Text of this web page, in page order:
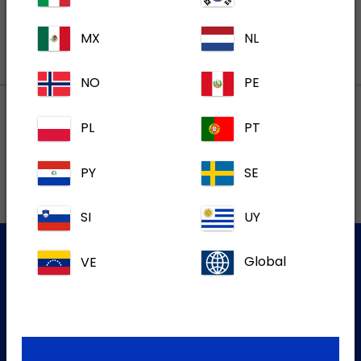
Lokalne adrese
korisnike
MX NL
NO PE
PL PT
PY SE
SI UY
VE Global